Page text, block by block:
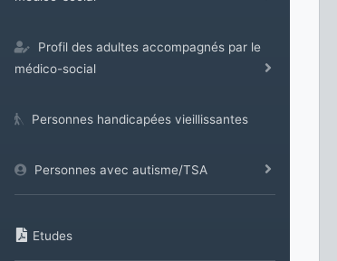
Profil des adultes accompagnés par le
médico-social
Personnes handicapées vieillissantes
Personnes avec autisme/TSA
Etudes